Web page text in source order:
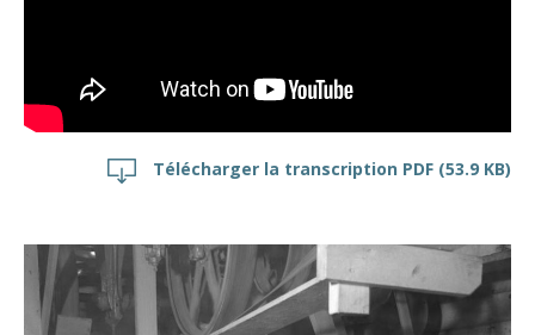
Télécharger la transcription PDF (53.9 KB)